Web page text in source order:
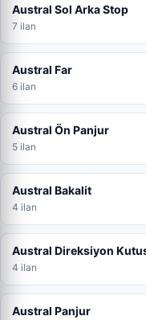
Austral Sol Arka Stop
7 ilan
Austral Far
6 ilan
Austral Ön Panjur
5 ilan
Austral Bakalit
4 ilan
Austral Direksiyon
4 ilan
Austral Panjur